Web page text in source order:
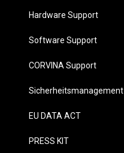
Hardware Support
Software Support
CORVINA Support
Sicherheitsmanagement
EU DATA ACT
PRESS KIT